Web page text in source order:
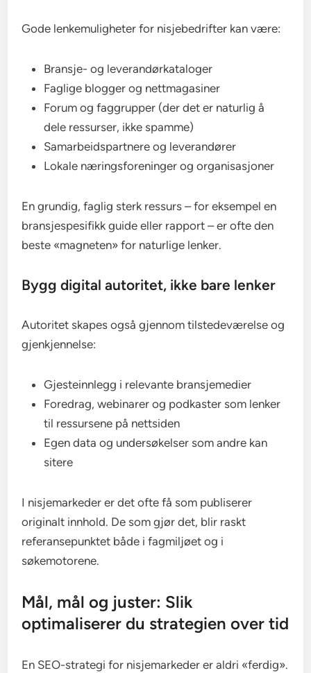
Gode lenkemuligheter for nisjebedrifter kan være:
Bransje- og leverandørkataloger
Faglige blogger og nettmagasiner
Forum og faggrupper (der det er naturlig å
dele ressurser, ikke spamme)
Samarbeidspartnere og leverandører
Lokale næringsforeninger og organisasjoner
En grundig, faglig sterk ressurs – for eksempel en
bransjespesifikk guide eller rapport – er ofte den
beste «magneten» for naturlige lenker.
Bygg digital autoritet, ikke bare lenker
Autoritet skapes også gjennom tilstedeværelse og
gjenkjennelse:
Gjesteinnlegg i relevante bransjemedier
Foredrag, webinarer og podkaster som lenker
til ressursene på nettsiden
Egen data og undersøkelser som andre kan
sitere
I nisjemarkeder er det ofte få som publiserer
originalt innhold. De som gjør det, blir raskt
referansepunktet både i fagmiljøet og i
søkemotorene.
Mål, mål og juster: Slik
optimaliserer du strategien over tid
En SEO-strategi for nisjemarkeder er aldri «ferdig».